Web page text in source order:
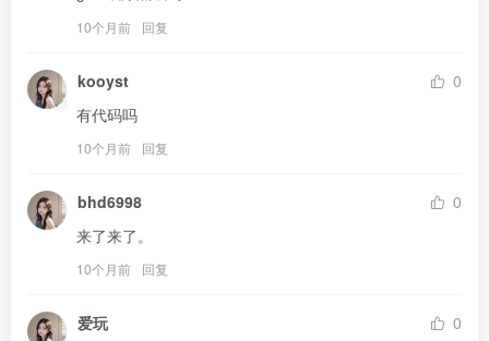
10个月前 回复
kooyst
0
有代码吗
10个月前 回复
bhd6998
0
来了来了。
10个月前 回复
爱玩
0